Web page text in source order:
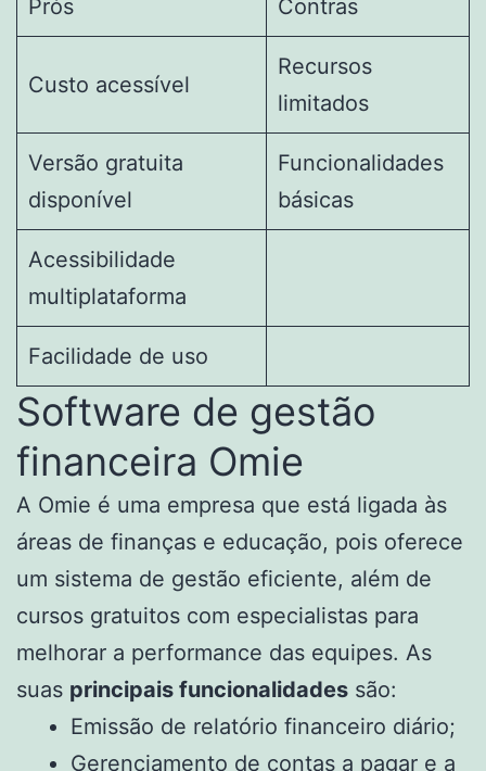
Prós
Contras
Custo acessível
Recursos
limitados
Versão gratuita
disponível
Funcionalidades
básicas
Acessibilidade
multiplataforma
Facilidade de uso
Software de gestão
financeira Omie
A Omie é uma empresa que está ligada às
áreas de finanças e educação, pois oferece
um sistema de gestão eficiente, além de
cursos gratuitos com especialistas para
melhorar a performance das equipes. As
suas principais funcionalidades são:
Emissão de relatório financeiro diário;
Gerenciamento de contas a pagar e a